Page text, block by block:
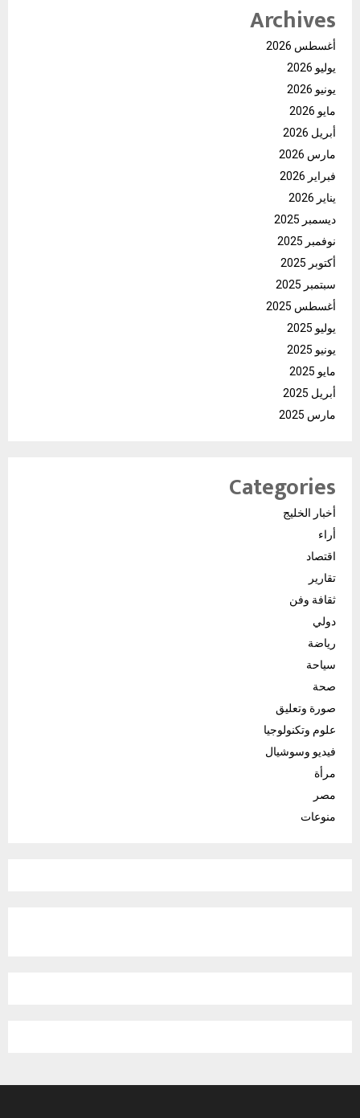
Archives
أغسطس 2026
يوليو 2026
يونيو 2026
مايو 2026
أبريل 2026
مارس 2026
فبراير 2026
يناير 2026
ديسمبر 2025
نوفمبر 2025
أكتوبر 2025
سبتمبر 2025
أغسطس 2025
يوليو 2025
يونيو 2025
مايو 2025
أبريل 2025
مارس 2025
Categories
أخبار الخليج
أراء
اقتصاد
تقارير
ثقافة وفن
دولي
رياضة
سياحة
صحة
صورة وتعليق
علوم وتكنولوجيا
فيديو وسوشيال
مرأة
مصر
منوعات